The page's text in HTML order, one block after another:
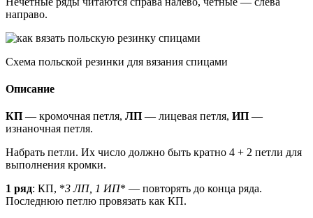
направо.
Схема польской резинки для вязания спицами
Описание
КП — кромочная петля, ЛП — лицевая петля, ИП —
изнаночная петля.
Набрать петли. Их число должно быть кратно 4 + 2 петли для
выполнения кромки.
1 ряд: КП, *3 ЛП, 1 ИП* — повторять до конца ряда.
Последнюю петлю провязать как КП.